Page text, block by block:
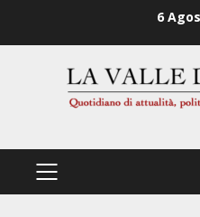
6
PRIMÄRES